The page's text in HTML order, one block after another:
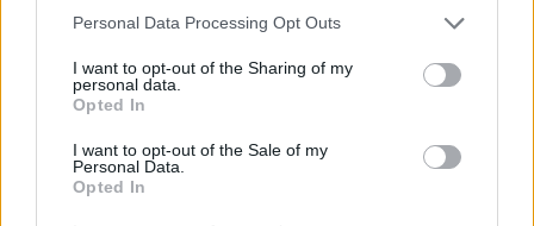
Personal Data Processing Opt Outs
I want to opt-out of the Sharing of my
personal data.
Opted In
I want to opt-out of the Sale of my
Personal Data.
Opted In